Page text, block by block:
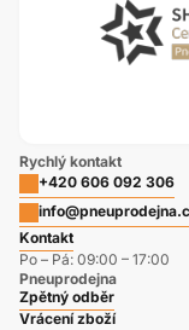
Rychlý kontakt
+420 606 092 306
Kontakt
Po – Pá: 09:00 – 17:00
Pneuprodejna
Zpětný odběr
Vrácení zboží